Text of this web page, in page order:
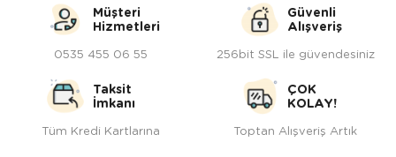
Müşteri
Hizmetleri
0535 455 06 55
Güvenli
Alışveriş
256bit SSL ile güvendesiniz
Taksit
İmkanı
Tüm Kredi Kartlarına
ÇOK
KOLAY!
Toptan Alışveriş Artık